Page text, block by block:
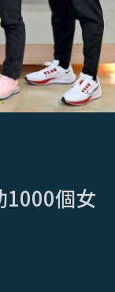
1000個女